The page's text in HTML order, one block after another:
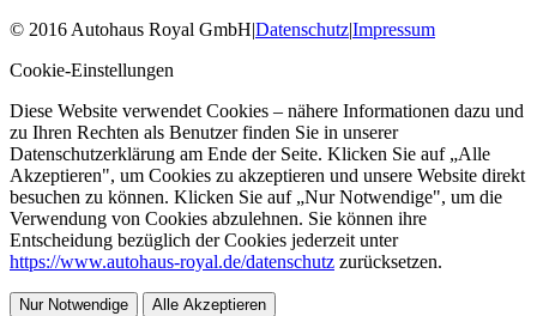
© 2016 Autohaus Royal GmbH|Datenschutz|Impressum
Cookie-Einstellungen
Diese Website verwendet Cookies – nähere Informationen dazu und
zu Ihren Rechten als Benutzer finden Sie in unserer
Datenschutzerklärung am Ende der Seite. Klicken Sie auf „Alle
Akzeptieren", um Cookies zu akzeptieren und unsere Website direkt
besuchen zu können. Klicken Sie auf „Nur Notwendige", um die
Verwendung von Cookies abzulehnen. Sie können ihre
Entscheidung bezüglich der Cookies jederzeit unter
https://www.autohaus-royal.de/datenschutz zurücksetzen.
Nur Notwendige Alle Akzeptieren